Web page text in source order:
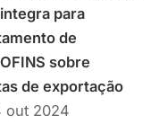
para
de
sobre
de exportação
out 2024